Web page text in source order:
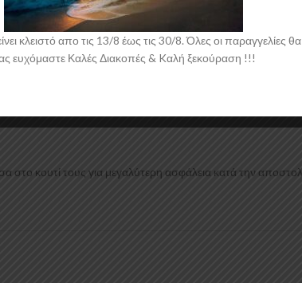
στο κουτί τους για μεγαλύτερη ασφάλεια κατά την
κλειστό απο τις 13/8 έως τις 30/8. Όλες οι παραγγελίες
ευχόμαστε Καλές Διακοπές & Kαλή ξεκούραση !!!